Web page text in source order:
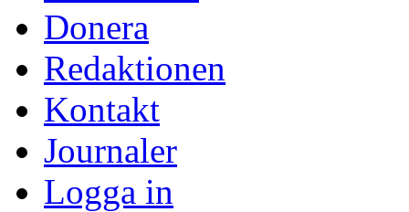
Donera
Redaktionen
Kontakt
Journaler
Logga in